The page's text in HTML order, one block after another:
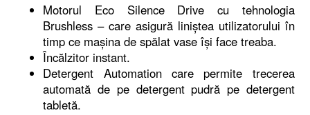
Motorul Eco Silence Drive cu tehnologia
Brushless – care asigură liniștea utilizatorului în
timp ce mașina de spălat vase își face treaba.
Încălzitor instant.
Detergent Automation care permite trecerea
automată de pe detergent pudră pe detergent
tabletă.